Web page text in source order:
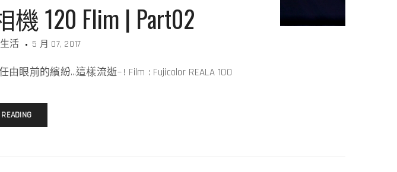
120 Flim | Part02
活 5 月 07, 2017
眼前的繽紛…這樣流逝~! Film : Fujicolor REALA 100